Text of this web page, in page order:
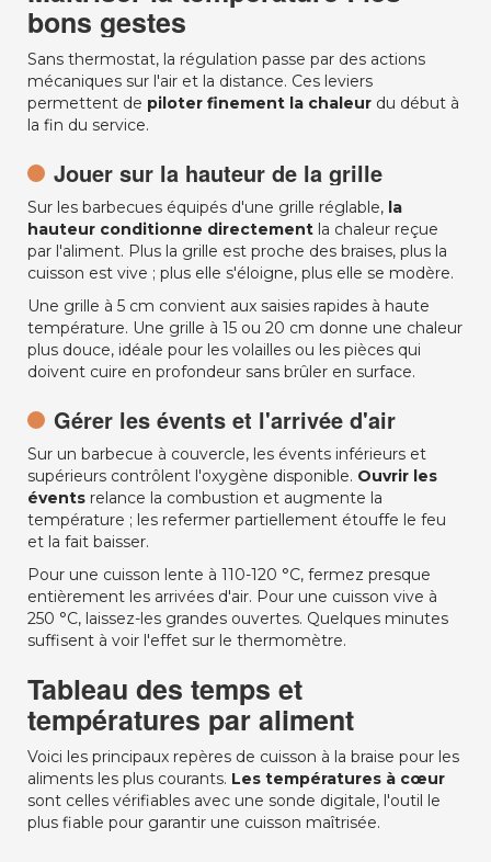
bons gestes
Sans thermostat, la régulation passe par des actions
mécaniques sur l'air et la distance. Ces leviers
permettent de piloter finement la chaleur du début à
la fin du service.
Jouer sur la hauteur de la grille
Sur les barbecues équipés d'une grille réglable, la
hauteur conditionne directement la chaleur reçue
par l'aliment. Plus la grille est proche des braises, plus la
cuisson est vive ; plus elle s'éloigne, plus elle se modère.
Une grille à 5 cm convient aux saisies rapides à haute
température. Une grille à 15 ou 20 cm donne une chaleur
plus douce, idéale pour les volailles ou les pièces qui
doivent cuire en profondeur sans brûler en surface.
Gérer les évents et l'arrivée d'air
Sur un barbecue à couvercle, les évents inférieurs et
supérieurs contrôlent l'oxygène disponible. Ouvrir les
évents relance la combustion et augmente la
température ; les refermer partiellement étouffe le feu
et la fait baisser.
Pour une cuisson lente à 110-120 °C, fermez presque
entièrement les arrivées d'air. Pour une cuisson vive à
250 °C, laissez-les grandes ouvertes. Quelques minutes
suffisent à voir l'effet sur le thermomètre.
Tableau des temps et
températures par aliment
Voici les principaux repères de cuisson à la braise pour les
aliments les plus courants. Les températures à cœur
sont celles vérifiables avec une sonde digitale, l'outil le
plus fiable pour garantir une cuisson maîtrisée.